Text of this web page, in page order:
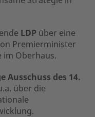
LDP über eine
Premierminister
im Oberhaus.
Ausschuss des 14.
über die